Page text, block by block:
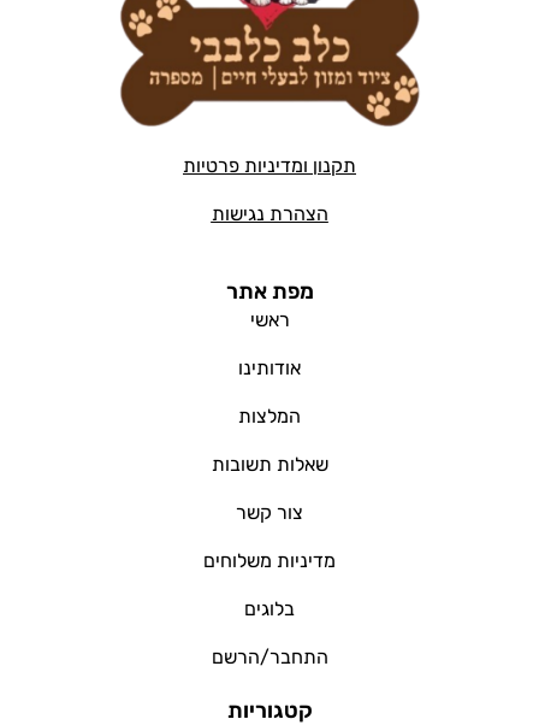
קטגוריות
מפת אתר
ראשי
אודותינו
המלצות
שאלות תשובות
צור קשר
מדיניות משלוחים
בלוגים
התחבר/הרשם
תקנון ומדיניות פרטיות
הצהרת נגישות